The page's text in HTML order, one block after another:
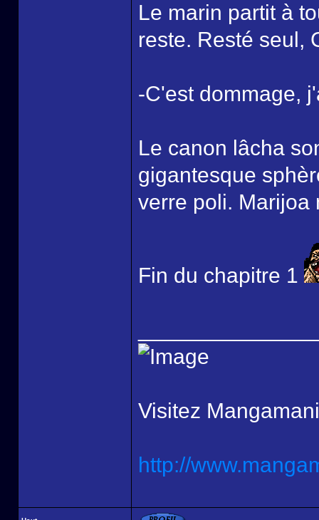
Le marin partit à
reste. Resté seul,
-C'est dommage,
Le canon lâcha
gigantesque
verre poli. Marijoa
Fin du chapitre 1
Visitez
http://